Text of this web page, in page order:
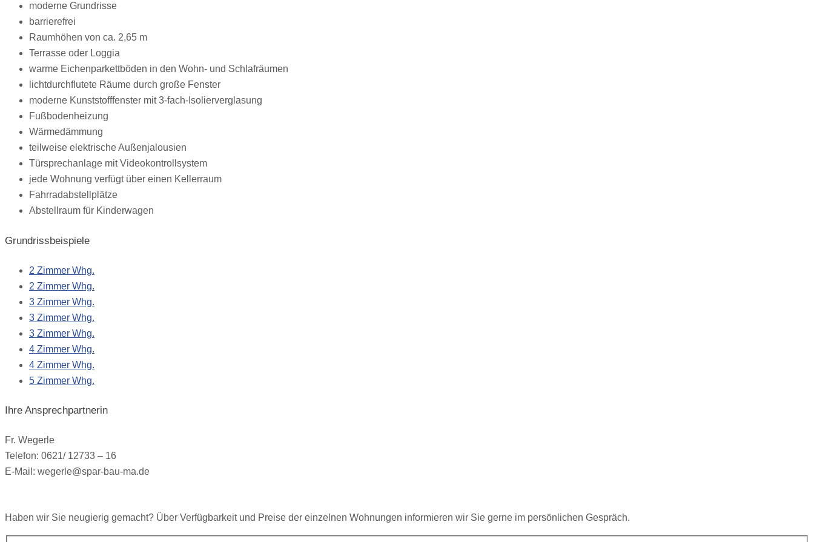
moderne Grundrisse
barrierefrei
Raumhöhen von ca. 2,65 m
Terrasse oder Loggia
warme Eichenparkettböden in den Wohn- und Schlafräumen
lichtdurchflutete Räume durch große Fenster
moderne Kunststofffenster mit 3-fach-Isolierverglasung
Fußbodenheizung
Wärmedämmung
teilweise elektrische Außenjalousien
Türsprechanlage mit Videokontrollsystem
jede Wohnung verfügt über einen Kellerraum
Fahrradabstellplätze
Abstellraum für Kinderwagen
Grundrissbeispiele
2 Zimmer Whg.
2 Zimmer Whg.
3 Zimmer Whg.
3 Zimmer Whg.
3 Zimmer Whg.
4 Zimmer Whg.
4 Zimmer Whg.
5 Zimmer Whg.
Ihre Ansprechpartnerin
Fr. Wegerle
Telefon: 0621/ 12733 – 16
E-Mail: wegerle@spar-bau-ma.de
Haben wir Sie neugierig gemacht? Über Verfügbarkeit und Preise der einzelnen Wohnungen informieren wir Sie gerne im persönlichen Gespräch.